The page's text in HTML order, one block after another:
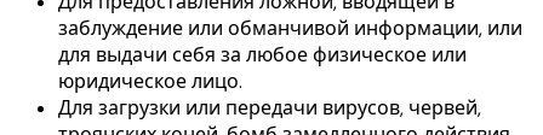
заблуждение или обманчивой информации, или
для выдачи себя за любое физическое или
юридическое лицо.
Для загрузки или передачи вирусов, червей,